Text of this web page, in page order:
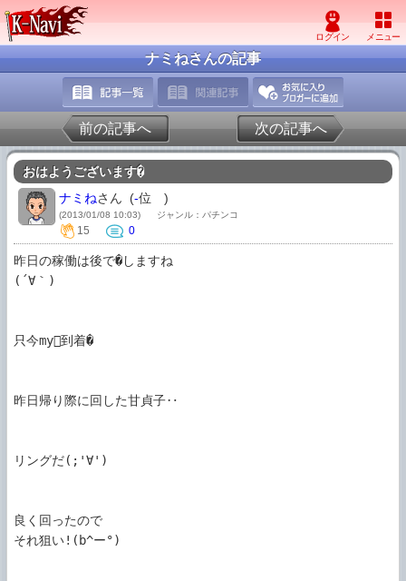
ナミねさんの記事
前の記事へ 次の記事へ
おはようございます�
ナミねさん (-位 )
(2013/01/08 10:03) ジャンル：パチンコ
15 0
昨日の稼働は後で�しますね
(´∀｀)
只今my到着�
昨日帰り際に回した甘貞子‥
リングだ(;'∀')ゞ
良く回ったので
それ狙い!(b^ー°)